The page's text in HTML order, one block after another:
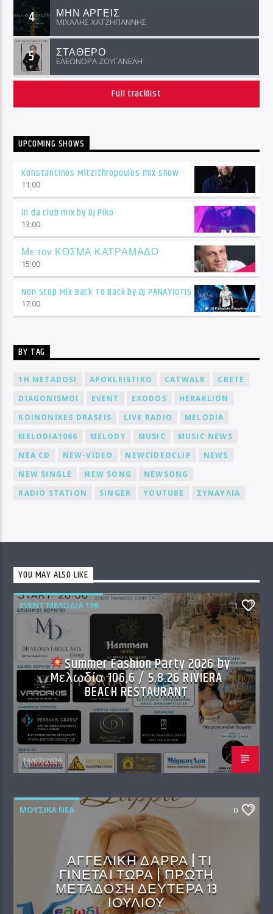
4 ΜΗΝ ΑΡΓΕΙΣ
ΜΙΧΑΛΗΣ ΧΑΤΖΗΓΙΑΝΝΗΣ
5 ΣΤΑΘΕΡΟ
ΕΛΕΩΝΟΡΑ ΖΟΥΓΑΝΕΛΗ
Full tracklist
UPCOMING SHOWS
Konstantinos Mitzithropoulos mix show
11:00
In da club mix by DJ Piko
13:00
Με τον ΚΟΣΜΑ ΚΑΤΡΑΜΑΔΟ
15:00
Non Stop Mix Back To Back by DJ PANAYIOTIS
17:00
BY TAG
1H METADOSI APOKLEISTIKO CATWALK
CRETE
DIAGONISMOI
EVENT EXODOS
HERAKLION
KOINONIKES DRASEIS
LIVE RADIO
MELODIA
MELODIA1066
MELODY MUSIC
MUSIC NEWS
NEA CD
NEW-VIDEO NEWCIDEOCLIP
NEWS
NEW SINGLE
NEW SONG
NEWSONG
RADIO STATION
SINGER YOUTUBE ΣΥΝΑΥΛΙΑ
YOU MAY ALSO LIKE
EVENT ΜΕΛΩΔΊΑ 106 1
Summer Fashion Party 2026 by
Mελωδία 106,6 / 5.8.26 RIVIERA
BEACH RESTAURANT
18/07/2026
ΜΟΥΣΙΚΆ ΝΈΑ 0
ΑΓΓΕΛΙΚΗ ΔΑΡΡΑ | ΤΙ
ΓΙΝΕΤΑΙ ΤΩΡΑ | ΠΡΩΤΗ
ΜΕΤΑΔΟΣΗ ΔΕΥΤΕΡΑ 13
ΙΟΥΛΙΟΥ